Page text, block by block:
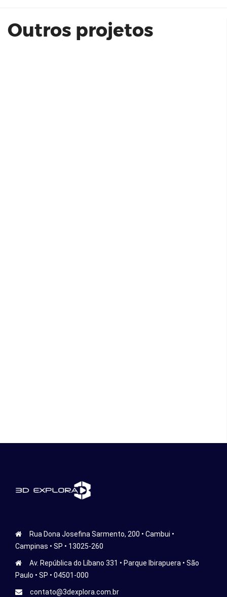
Outros projetos
Rua Dona Josefina Sarmento, 200 • Cambui •
Campinas • SP • 13025-260
Av. República do Líbano 331 • Parque Ibirapuera • São
Paulo • SP • 04501-000
contato@3dexplora.com.br